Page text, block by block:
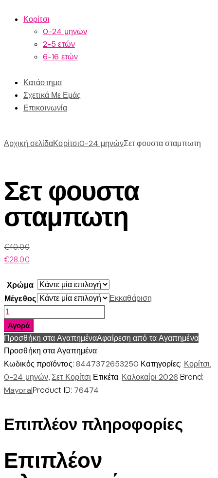
Κορίτσι
0-24 μηνών
2-5 ετών
6-16 ετών
Κατάστημα
Σχετικά Με Εμάς
Επικοινωνία
Αρχική σελίδαΚορίτσι0-24 μηνώνΣετ φουστα σταμπωτη
Σετ φουστα
σταμπωτη
€40.00
€28.00
Χρώμα
Μέγεθος
Εκκαθάριση
Σετ
φουστα
σταμπωτη
ποσότητα
Αγορά
Προσθήκη στα ΑγαπημέναΑφαίρεση από τα Αγαπημένα
Προσθήκη στα Αγαπημένα
Κωδικός προϊόντος: 8447372653250 Κατηγορίες: Κορίτσι,
0-24 μηνών,Σετ Κορίτσι Ετικέτα: Καλοκαίρι 2026 Brand:
MayoralProduct ID: 76474
Επιπλέον πληροφορίες
Επιπλέον